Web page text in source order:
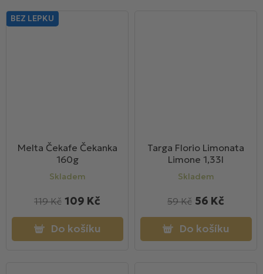
BEZ LEPKU
Melta Čekafe Čekanka
160g
Skladem
109 Kč
119 Kč
Do košíku
Targa Florio Limonata
Limone 1,33l
Skladem
56 Kč
59 Kč
Do košíku